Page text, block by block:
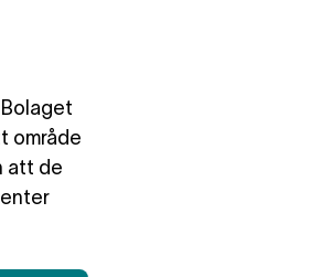
område
att de